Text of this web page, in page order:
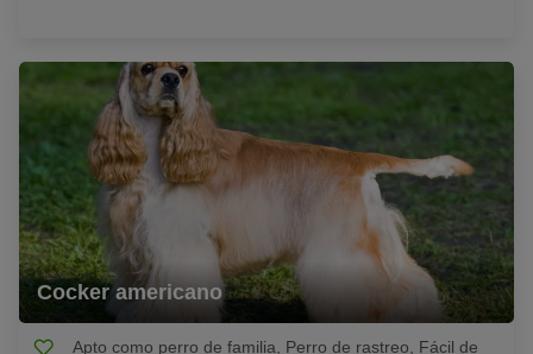
Cocker americano
Apto como perro de familia, Perro de rastreo, Fácil de